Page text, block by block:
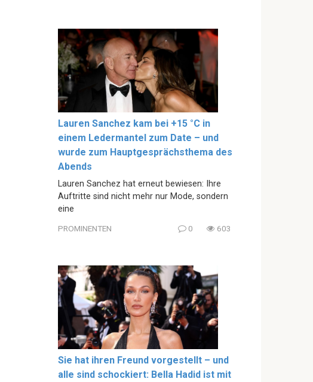
Lauren Sanchez kam bei +15 °C in
einem Ledermantel zum Date – und
wurde zum Hauptgesprächsthema des
Abends
Lauren Sanchez hat erneut bewiesen: Ihre
Auftritte sind nicht mehr nur Mode, sondern
eine
PROMINENTEN 0 603
Sie hat ihren Freund vorgestellt – und
alle sind schockiert: Bella Hadid ist mit